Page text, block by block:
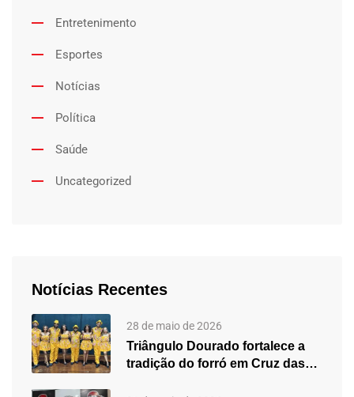
Entretenimento
Esportes
Notícias
Política
Saúde
Uncategorized
Notícias Recentes
28 de maio de 2026
Triângulo Dourado fortalece a
tradição do forró em Cruz das…